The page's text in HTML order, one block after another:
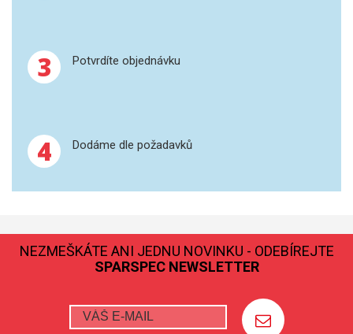
GRAFITOVÉ KELÍMKY
PŘÍSLUŠENSTVÍ PRO MS
SNOM
TERS
3 Potvrdíte objednávku
4 Dodáme dle požadavků
NEZMEŠKÁTE ANI JEDNU NOVINKU - ODEBÍREJTE
SPARSPEC NEWSLETTER